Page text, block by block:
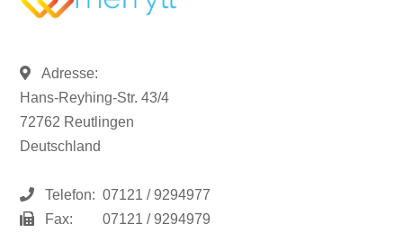
Adresse:
Hans-Reyhing-Str. 43/4
72762 Reutlingen
Deutschland
Telefon: 07121 / 9294977
Fax:
07121 / 9294979